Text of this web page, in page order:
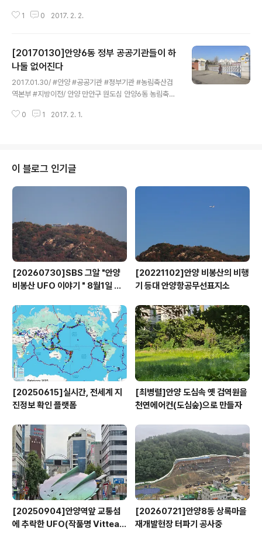
성이 일렬로 늘어선 모습을 사진에 담았습니다. 사진 왼쪽
니다. 가장 멀리 떨어진 화성은 평소 육안으로 관측할 수 없
는데 겨울철에는 밤 하늘이 맑아서 맨눈으로도 볼 수 있다
고 하네요. 우주쇼는 2일 저녁에 다시 볼수 있는데 달과 별
간의 간격은 1일보다 더 벌어진답니다. 관측은 일몰직후인
오후6시부터 9시까지 볼 수 있습니다. 밤 9시 이후에는 지
평선 너머로 사라져 볼 수 없지요. 우주쇼 '행성직렬'은 오
1 0 2017. 2. 2.
[20170130]안양6동 정부 공공기관들이 하
나둘 없어진다
2017.01.30/ #안양 #공공기관 #정부기관 #농림축산검
역본부 #지방이전/ 안양 만안구 원도심 안양6동 농림축산
국립식물검역원, 국립수산물품질검사원, 국립종자원 3개
금을 완납하는 2018년 안양시 소유가 될 예정으로 안양시
는 경기도시공사와 함께 활용방안을 찾고 있다. 검역원앞
에는 국립농산물품질관리원, 국립식물검역원, 국립종자원
됨에 따라 안양 만안구 원도심 지도가 새로 그려질 전망이
다.
0 1 2017. 2. 1.
이 블로그 인기글
[20260730]SBS 그알 "안양
비봉산 UFO 이야기 " 8월1일 방
[20221102]안양 비봉산의 비행
기 등대 안양항공무선표지소
[20250615]실시간, 전세계 지
진정보 확인 플랫폼
[최병렬]안양 도심속 옛 검역원을
천연에어컨(도심숲)으로 만들자
[20250904]안양역앞 교통섬
에 추락한 UFO(작품명 Vitteau
[20260721]안양8동 상록마을
재개발현장 터파기 공사중